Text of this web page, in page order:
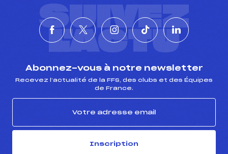
SUIVEZ
L'ACTU
Abonnez-vous à notre newsletter
Recevez l’actualité de la FFS, des clubs et des Équipes
de France.
Inscription